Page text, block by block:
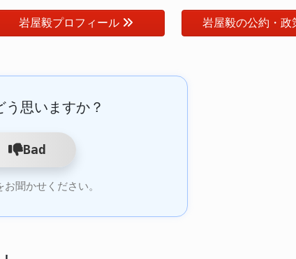
岩屋毅プロフィール 岩屋毅の公約・政
思いますか？
Bad
聞かせください。